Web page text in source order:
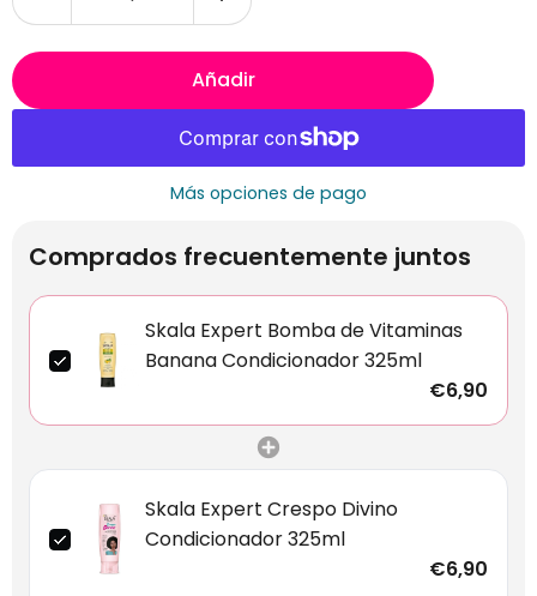
Añadir
Más opciones de pago
Comprados frecuentemente juntos
Skala Expert Bomba de Vitaminas
Banana Condicionador 325ml
€6,90
Skala Expert Crespo Divino
Condicionador 325ml
€6,90